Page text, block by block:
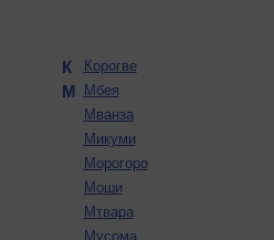
К Корогве
М
Мбея
Мванза
Микуми
Морогоро
Моши
Мтвара
Мусома